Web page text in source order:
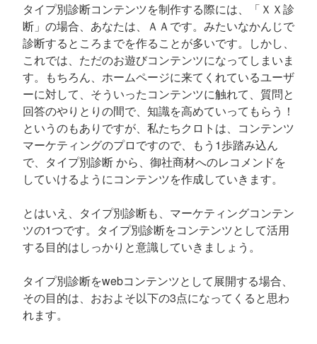
タイプ別診断コンテンツを制作する際には、「ＸＸ診
断」の場合、あなたは、ＡＡです。みたいなかんじで
診断するところまでを作ることが多いです。しかし、
これでは、ただのお遊びコンテンツになってしまいま
す。もちろん、ホームページに来てくれているユーザ
ーに対して、そういったコンテンツに触れて、質問と
回答のやりとりの間で、知識を高めていってもらう！
というのもありですが、私たちクロトは、コンテンツ
マーケティングのプロですので、もう1歩踏み込ん
で、タイプ別診断 から、御社商材へのレコメンドを
していけるようにコンテンツを作成していきます。
とはいえ、タイプ別診断も、マーケティングコンテン
ツの1つです。タイプ別診断をコンテンツとして活用
する目的はしっかりと意識していきましょう。
タイプ別診断をwebコンテンツとして展開する場合、
その目的は、おおよそ以下の3点になってくると思わ
れます。